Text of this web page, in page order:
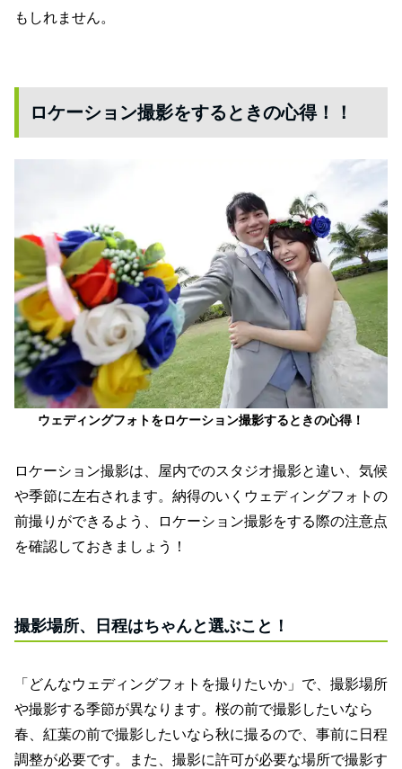
もしれません。
ロケーション撮影をするときの心得！！
ウェディングフォトをロケーション撮影するときの心得！
ロケーション撮影は、屋内でのスタジオ撮影と違い、気候
や季節に左右されます。納得のいくウェディングフォトの
前撮りができるよう、ロケーション撮影をする際の注意点
を確認しておきましょう！
撮影場所、日程はちゃんと選ぶこと！
「どんなウェディングフォトを撮りたいか」で、撮影場所
や撮影する季節が異なります。桜の前で撮影したいなら
春、紅葉の前で撮影したいなら秋に撮るので、事前に日程
調整が必要です。また、撮影に許可が必要な場所で撮影す